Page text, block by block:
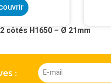
côtés H1650 – Ø 21mm
: